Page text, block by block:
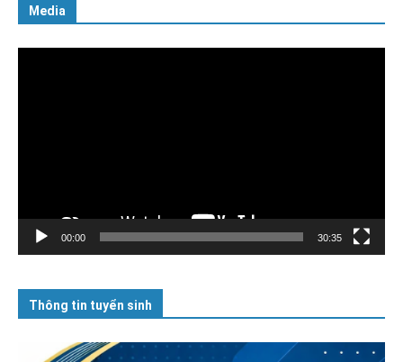
Media
00:00 30:35
Thông tin tuyển sinh